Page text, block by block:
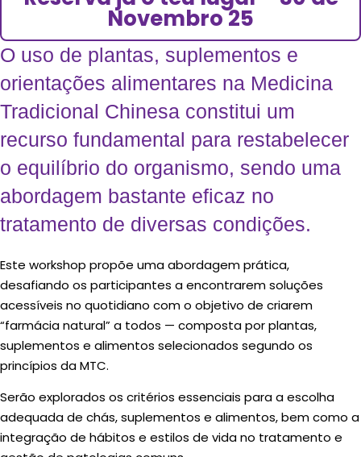
Reserva já o teu lugar - 30 de
Novembro 25
O uso de plantas, suplementos e
orientações alimentares na Medicina
Tradicional Chinesa constitui um
recurso fundamental para restabelecer
o equilíbrio do organismo, sendo uma
abordagem bastante eficaz no
Este workshop propõe uma abordagem prática,
desafiando os participantes a encontrarem soluções
acessíveis no quotidiano com o objetivo de criarem
“farmácia natural” a todos — composta por plantas,
suplementos e alimentos selecionados segundo os
princípios da MTC.
Serão explorados os critérios essenciais para a escolha
adequada de chás, suplementos e alimentos, bem como a